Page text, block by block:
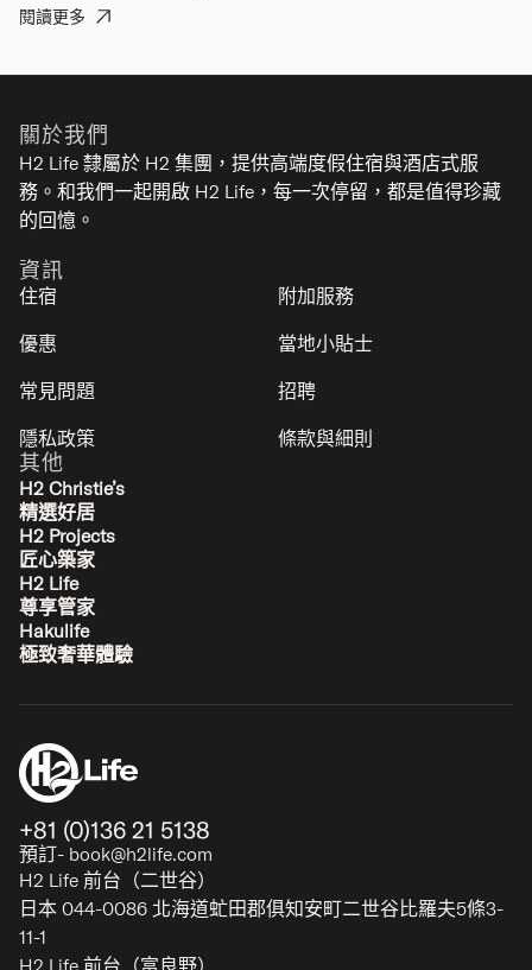
閱讀更多
關於我們
H2 Life 隸屬於 H2 集團，提供高端度假住宿與酒店式服
務。和我們一起開啟 H2 Life，每一次停留，都是值得珍藏
的回憶。
資訊
住宿
附加服務
優惠
當地小貼士
常見問題
招聘
隱私政策
條款與細則
其他
H2 Christie’s
精選好居
H2 Projects
匠心築家
H2 Life
尊享管家
Hakulife
極致奢華體驗
+81 (0)136 21 5138
預訂- book@h2life.com
H2 Life 前台（二世谷）
日本 044-0086 北海道虻田郡俱知安町二世谷比羅夫5條3-
11-1
H2 Life 前台（富良野）